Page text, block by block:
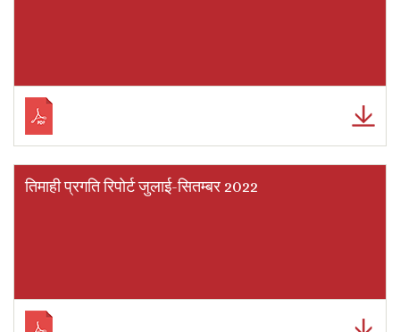
तिमाही प्रगति रिपोर्ट जुलाई-सितम्बर 2022